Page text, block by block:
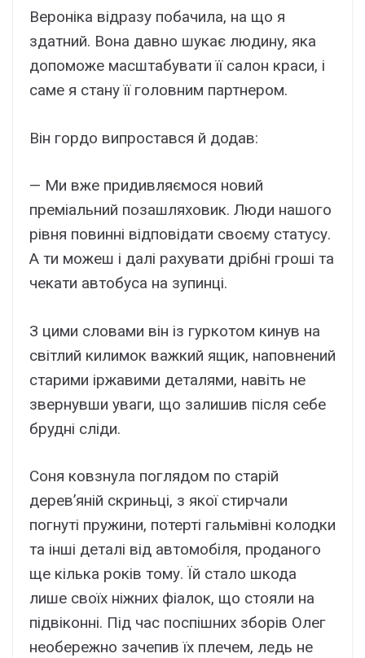
Вероніка відразу побачила, на що я
здатний. Вона давно шукає людину, яка
допоможе масштабувати її салон краси, і
саме я стану її головним партнером.
Він гордо випростався й додав:
— Ми вже придивляємося новий
преміальний позашляховик. Люди нашого
рівня повинні відповідати своєму статусу.
А ти можеш і далі рахувати дрібні гроші та
чекати автобуса на зупинці.
З цими словами він із гуркотом кинув на
світлий килимок важкий ящик, наповнений
старими іржавими деталями, навіть не
звернувши уваги, що залишив після себе
брудні сліди.
Соня ковзнула поглядом по старій
дерев’яній скриньці, з якої стирчали
погнуті пружини, потерті гальмівні колодки
та інші деталі від автомобіля, проданого
ще кілька років тому. Їй стало шкода
лише своїх ніжних фіалок, що стояли на
підвіконні. Під час поспішних зборів Олег
необережно зачепив їх плечем, ледь не